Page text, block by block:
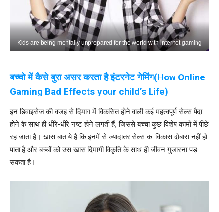
Kids are being mentally unprepared for the world with internet gaming
बच्चो में कैसे बुरा असर करता है इंटरनेट गेमिंग(How Online
Gaming Bad Effects your child’s Life)
इन डिवाइसेज की वजह से दिमाग में विकसित होने वाली कई महत्वपूर्ण सेल्स पैदा
होने के साथ ही धीरे-धीरे नष्ट होने लगती हैं, जिससे बच्चा कुछ विशेष कामों में पीछे
रह जाता है। खास बात ये है कि इनमें से ज्यादातर सेल्स का विकास दोबारा नहीं हो
पाता है और बच्चों को उस खास दिमागी विकृति के साथ ही जीवन गुजारना पड़
सकता है।